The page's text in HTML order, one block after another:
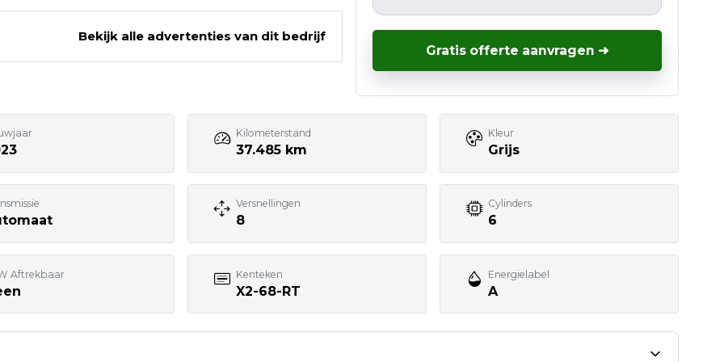
055 - 3574370
Bekijk alle advertenties van dit bedrijf
Gratis offerte aanvragen ➜
Kilometerstand
37.485 km
Kleur
Grijs
Versnellingen
8
Cylinders
6
Aftrekbaar Kenteken
X2-68-RT
Energielabel
A